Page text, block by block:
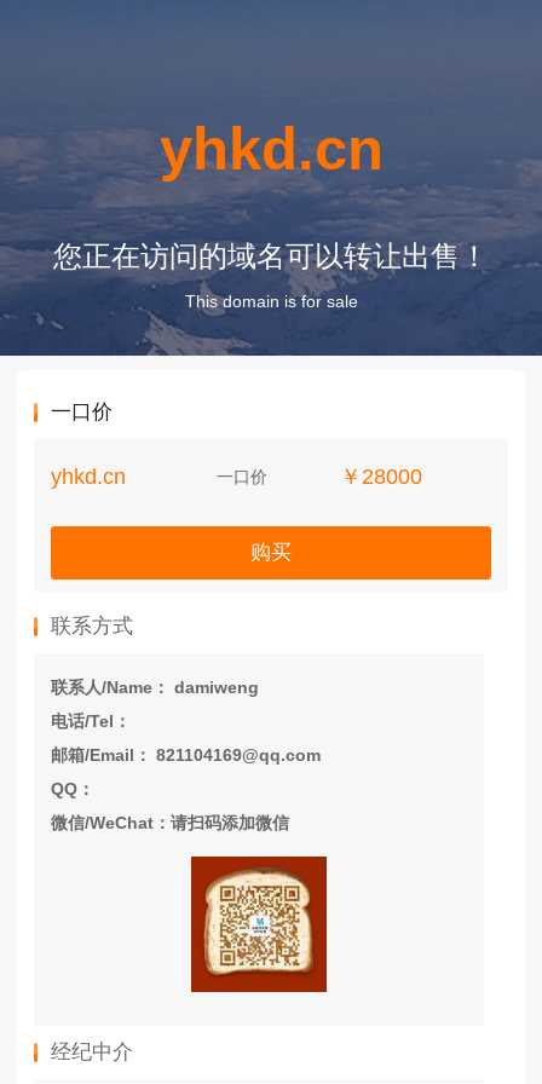
yhkd.cn
您正在访问的域名可以转让出售！
This domain is for sale
一口价
yhkd.cn 一口价 ￥28000
购买
联系方式
联系人/Name： damiweng
电话/Tel：
邮箱/Email： 821104169@qq.com
QQ：
微信/WeChat：请扫码添加微信
经纪中介